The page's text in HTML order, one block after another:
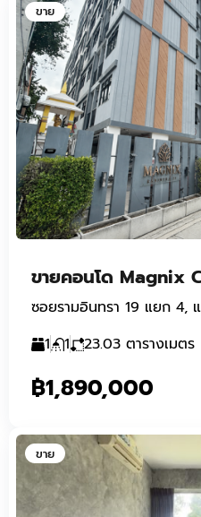
ขาย
1
1 23.03 ตารางเมตร
฿1,890,000
ขาย